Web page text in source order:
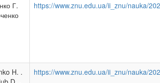
Г.
https://www.znu.edu.ua/ii_znu/nauka/
H. .
https://www.znu.edu.ua/ii_znu/nauka/